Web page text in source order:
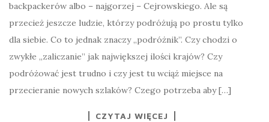
backpackerów albo – najgorzej – Cejrowskiego. Ale są
przecież jeszcze ludzie, którzy podróżują po prostu tylko
dla siebie. Co to jednak znaczy „podróżnik”. Czy chodzi o
zwykłe „zaliczanie” jak największej ilości krajów? Czy
podróżować jest trudno i czy jest tu wciąż miejsce na
przecieranie nowych szlaków? Czego potrzeba aby […]
CZYTAJ WIĘCEJ